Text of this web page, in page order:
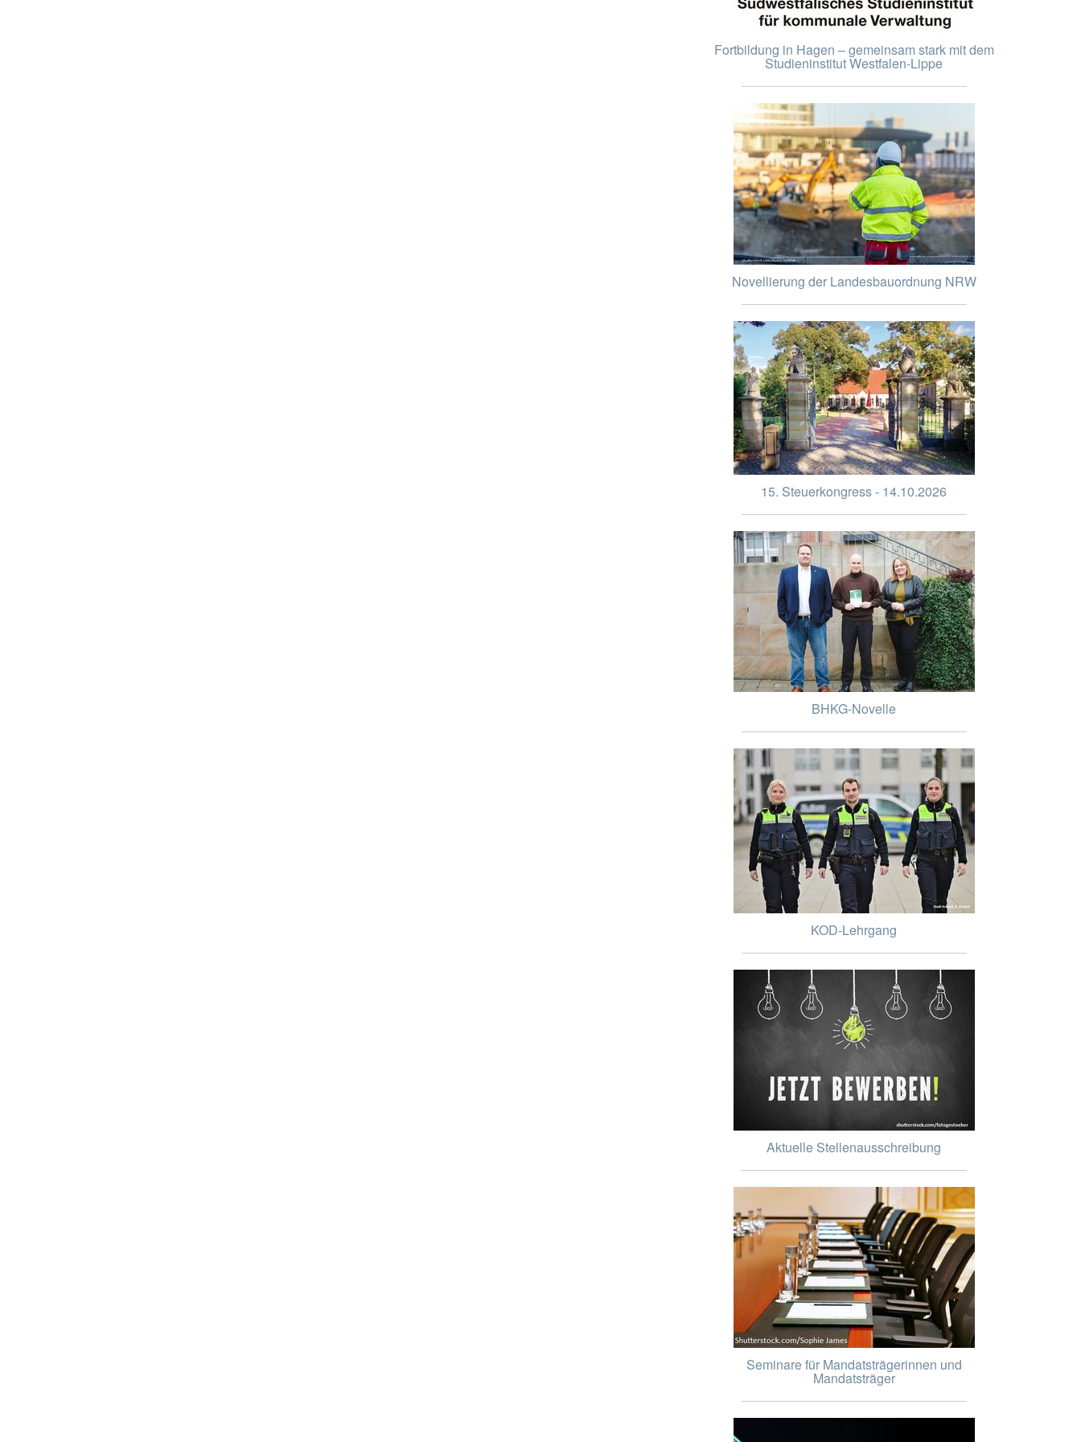
Fortbildung in Hagen – gemeinsam stark mit dem
Studieninstitut Westfalen-Lippe
Novellierung der Landesbauordnung NRW
15. Steuerkongress - 14.10.2026
BHKG-Novelle
KOD-Lehrgang
Aktuelle Stellenausschreibung
Seminare für Mandatsträgerinnen und
Mandatsträger